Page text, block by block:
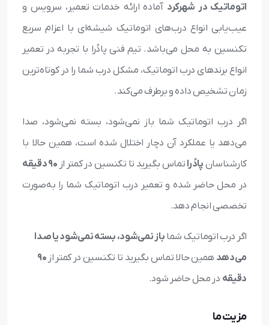
اتوماتیک در شهرکرد آماده ارائه خدمات تعمیر، سرویس و
عیب‌یابی انواع درب‌های اتوماتیک شیشه‌ای با اعزام سریع
تکنسین به محل می‌باشد. تیم فنی پادُرا با تجربه در تعمیر
انواع برندهای درب اتوماتیک، مشکل درب شما را در کوتاه‌ترین
زمان تشخیص داده و برطرف می‌کند.
اگر درب اتوماتیک شما باز نمی‌شود، بسته نمی‌شود، صدا
می‌دهد یا عملکرد آن دچار اختلال شده است، همین حالا با
کارشناسان پادُرا تماس بگیرید تا تکنسین در کمتر از ۹۰ دقیقه
در محل حاضر شده و تعمیر درب اتوماتیک شما را به‌صورت
تخصصی انجام دهد.
اگر درب اتوماتیک شما باز نمی‌شود، بسته نمی‌شود یا صدا
می‌دهد همین حالا تماس بگیرید تا تکنسین در کمتر از ۹۰
دقیقه در محل حاضر شود.
مزیت ما